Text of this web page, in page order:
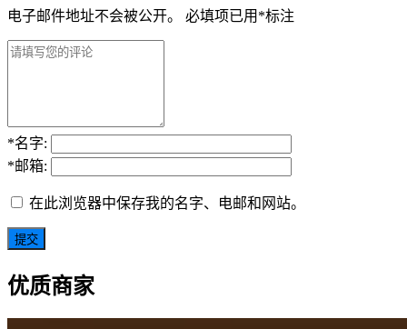
电子邮件地址不会被公开。 必填项已用 *标注
*名字:
*邮箱:
在此浏览器中保存我的名字、电邮和网站。
优质商家